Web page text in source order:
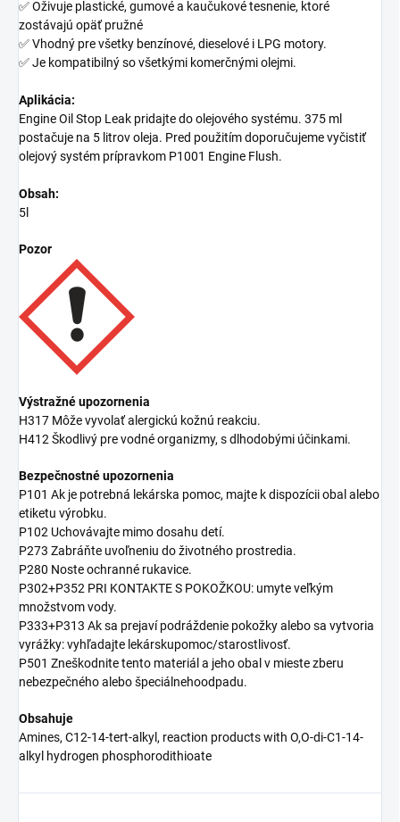
✅ Oživuje plastické, gumové a kaučukové tesnenie, ktoré
zostávajú opäť pružné
✅ Vhodný pre všetky benzínové, dieselové i LPG motory.
✅ Je kompatibilný so všetkými komerčnými olejmi.
Aplikácia:
Engine Oil Stop Leak pridajte do olejového systému. 375 ml
postačuje na 5 litrov oleja. Pred použitím doporučujeme vyčistiť
olejový systém prípravkom P1001 Engine Flush.
Obsah:
5l
Pozor
Výstražné upozornenia
H317 Môže vyvolať alergickú kožnú reakciu.
H412 Škodlivý pre vodné organizmy, s dlhodobými účinkami.
Bezpečnostné upozornenia
P101 Ak je potrebná lekárska pomoc, majte k dispozícii obal alebo
etiketu výrobku.
P102 Uchovávajte mimo dosahu detí.
P273 Zabráňte uvoľneniu do životného prostredia.
P280 Noste ochranné rukavice.
P302+P352 PRI KONTAKTE S POKOŽKOU: umyte veľkým
množstvom vody.
P333+P313 Ak sa prejaví podráždenie pokožky alebo sa vytvoria
vyrážky: vyhľadajte lekárskupomoc/starostlivosť.
P501 Zneškodnite tento materiál a jeho obal v mieste zberu
nebezpečného alebo špeciálnehoodpadu.
Obsahuje
Amines, C12-14-tert-alkyl, reaction products with O,O-di-C1-14-
alkyl hydrogen phosphorodithioate